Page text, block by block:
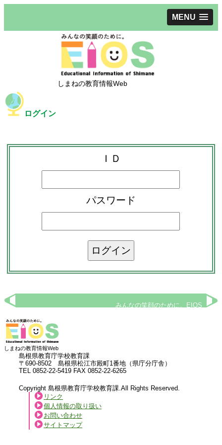
MENU
しまねの教育情報Web
ログイン
ＩＤ
パスワード
みんなの笑顔のために。EIOS
しまねの教育情報Web
島根県教育庁学校教育課
〒690-8502 島根県松江市殿町1番地（県庁分庁舎）
TEL 0852-22-5419 FAX 0852-22-6265
Copyright 島根県教育庁学校教育課.All Rights Reserved.
リンク
個人情報の取り扱い
お問い合わせ
サイトマップ